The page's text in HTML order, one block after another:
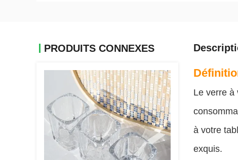
PRODUITS CONNEXES
Le verre à
à votre
exquis.